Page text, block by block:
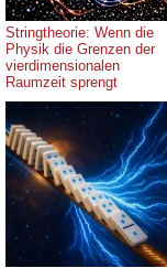
Stringtheorie: Wenn die
Physik die Grenzen der
vierdimensionalen
Raumzeit sprengt